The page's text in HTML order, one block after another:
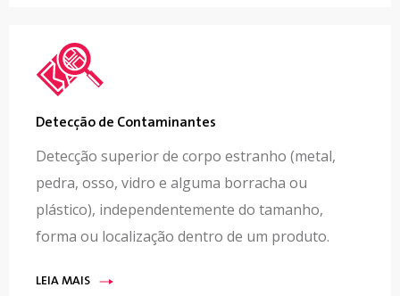
Detecção de Contaminantes
Detecção superior de corpo estranho (metal,
pedra, osso, vidro e alguma borracha ou
plástico), independentemente do tamanho,
forma ou localização dentro de um produto.
LEIA MAIS